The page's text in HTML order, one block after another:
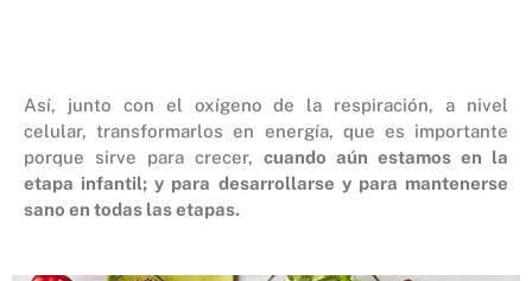
Así, junto con el oxígeno de la respiración, a nivel
celular, transformarlos en energía, que es importante
porque sirve para crecer, cuando aún estamos en la
etapa infantil; y para desarrollarse y para mantenerse
sano en todas las etapas.